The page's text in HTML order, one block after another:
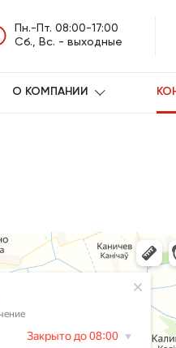
Пн.-Пт. 08:00-17:00
Сб., Вс. - выходные
О КОМПАНИИ